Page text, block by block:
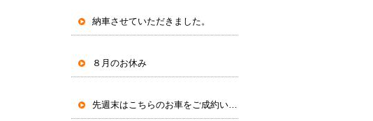
納車させていただきました。
８月のお休み
先週末はこちらのお車をご成約いただきました。